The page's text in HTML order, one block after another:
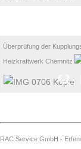
Überprüfung der
Heizkraftwerk Chemnitz
RAC Service GmbH -